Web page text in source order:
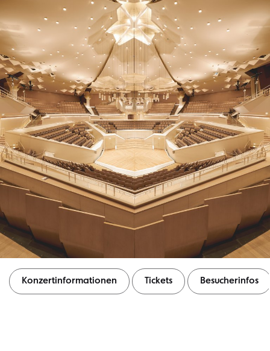
Konzertinformationen Tickets Besucherinfos